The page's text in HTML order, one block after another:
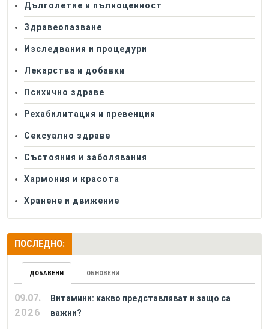
Дълголетие и пълноценност
Здравеопазване
Изследвания и процедури
Лекарства и добавки
Психично здраве
Рехабилитация и превенция
Сексуално здраве
Състояния и заболявания
Хармония и красота
Хранене и движение
ПОСЛЕДНО:
ДОБАВЕНИ ОБНОВЕНИ
09.07.
2026
Витамини: какво представляват и защо са
важни?